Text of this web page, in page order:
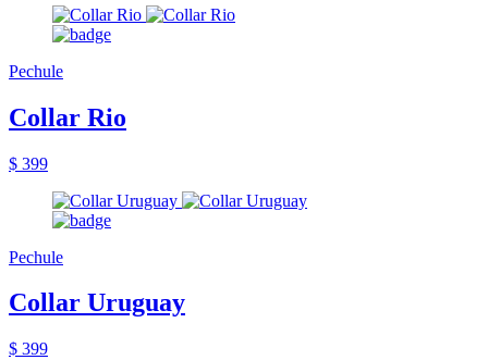
Pechule
Collar Rio
$ 399
Pechule
Collar Uruguay
$ 399